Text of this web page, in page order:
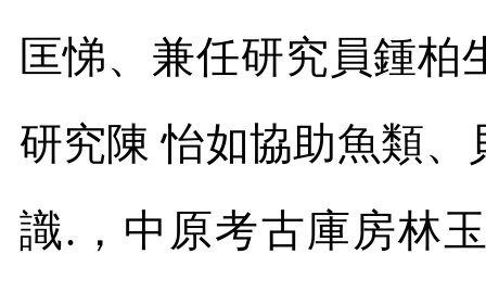
匡悌、兼任研究員鍾柏
研究陳 怡如協助魚類
識. ，中原考古庫房林